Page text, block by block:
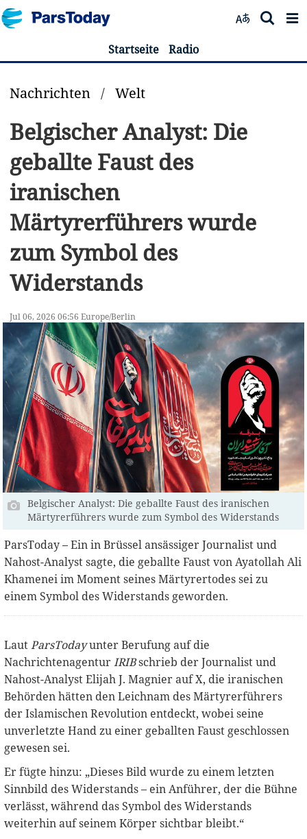
Startseite Radio
Nachrichten / Welt
Belgischer Analyst: Die
geballte Faust des
iranischen
Märtyrerführers wurde
zum Symbol des
Widerstands
Jul 06, 2026 06:56 Europe/Berlin
Belgischer Analyst: Die geballte Faust des iranischen
Märtyrerführers wurde zum Symbol des Widerstands
ParsToday – Ein in Brüssel ansässiger Journalist und
Nahost-Analyst sagte, die geballte Faust von Ayatollah Ali
Khamenei im Moment seines Märtyrertodes sei zu
einem Symbol des Widerstands geworden.
LautParsTodayunter Berufung auf die
NachrichtenagenturIRIBschrieb der Journalist und
Nahost-Analyst Elijah J. Magnier auf X, die iranischen
Behörden hätten den Leichnam des Märtyrerführers
der Islamischen Revolution entdeckt, wobei seine
unverletzte Hand zu einer geballten Faust geschlossen
gewesen sei.
Er fügte hinzu: „Dieses Bild wurde zu einem letzten
Sinnbild des Widerstands – ein Anführer, der die Bühne
verlässt, während das Symbol des Widerstands
weiterhin auf seinem Körper sichtbar bleibt.“